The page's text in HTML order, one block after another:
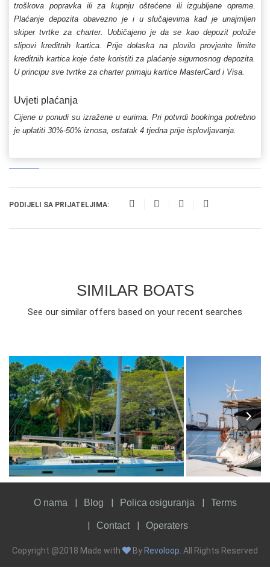
troškova popravka ili za kupnju oštećene ili izgubljene opreme.
Plaćanje depozita obavezno je i u slučajevima kad je unajmljen
skiper tvrtke za charter. Uobičajeno je da se kao depozit polože
slipovi kreditnih kartica. Prije dolaska na plovilo provjerite limite
kreditnih kartica koje ćete koristiti za plaćanje sigurnosnog depozita.
U principu sve tvrtke za charter primaju kartice MasterCard i Visa.
Uvjeti plaćanja
Cijene u ponudi su izražene u eurima. Pri potvrdi bookinga potrebno
je uplatiti 30%-50% iznosa, ostatak 4 tjedna prije isplovljavanja.
PODIJELI SA PRIJATELJIMA:
SIMILAR BOATS
See our similar offers based on your recent searches
6 2024
YEAR
4 FROM € 2004
YEAR
4
CABINS
O nama Blog Polica osiguranja Terms
Contact Operaters
Copyright @2018 Made with By Revoloop . All Rights Reserved